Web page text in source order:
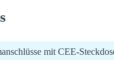
mit CEE-